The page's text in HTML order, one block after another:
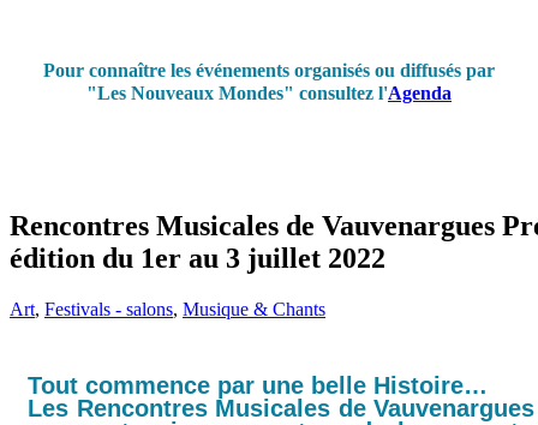
Pour connaître les événements organisés ou diffusés par
"Les Nouveaux Mondes" consultez l'Agenda
Rencontres Musicales de Vauvenargues
édition du 1er au 3 juillet 2022
Art, Festivals - salons, Musique & Chants
Tout commence par une belle Histoire…
Les Rencontres Musicales de